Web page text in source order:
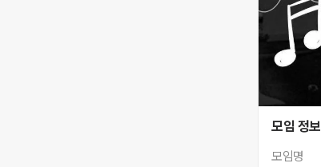
문
바
로
모임 정보
모임명